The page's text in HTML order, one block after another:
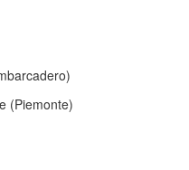
(Piemonte)